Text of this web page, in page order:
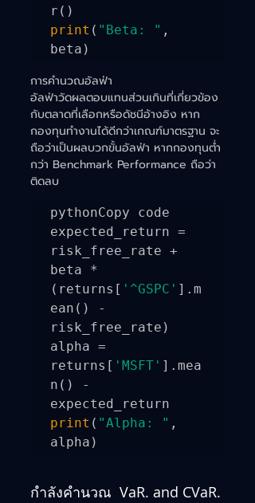
print ( "Beta: " ,
การคำนวณอัลฟ่า
อัลฟ่าวัดผลตอบแทนส่วนเกินที่เกี่ยวข้อง
กับตลาดที่เลือกหรือดัชนีอ้างอิง หาก
กองทุนทำงานได้ดีกว่าเกณฑ์มาตรฐาน จะ
ถือว่าเป็นผลบวกขั้นอัลฟ่า หากกองทุนต่ำ
กว่า Benchmark Performance ถือว่า
ติดลบ
pythonCopy code
expected_return =
risk_free_rate +
beta *
(returns[ '^GSPC' ].m
ean() -
risk_free_rate)
alpha =
returns[ 'MSFT' ].mea
n() -
print ( "Alpha: " ,
alpha)
กำลังคำนวณ  VaR. and CVaR.